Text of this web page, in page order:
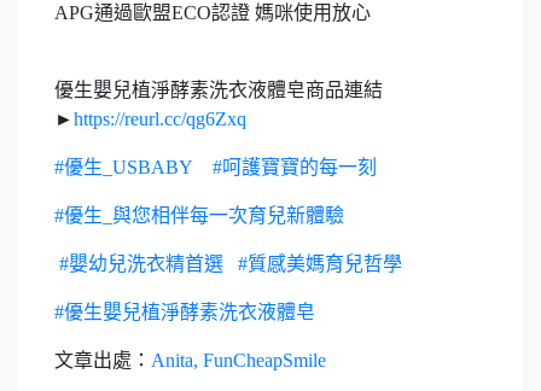
APG通過歐盟ECO認證 媽咪使用放心
優生嬰兒植淨酵素洗衣液體皂商品連結
►https://reurl.cc/qg6Zxq
#優生_USBABY #呵護寶寶的每一刻
#優生_與您相伴每一次育兒新體驗
#嬰幼兒洗衣精首選 #質感美媽育兒哲學
#優生嬰兒植淨酵素洗衣液體皂
文章出處： Anita, FunCheapSmile